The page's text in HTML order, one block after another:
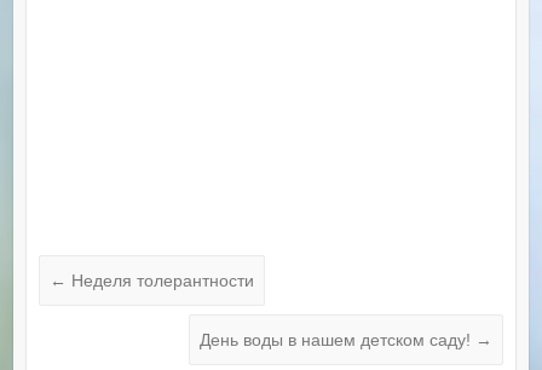
← Неделя толерантности
День воды в нашем детском саду! →